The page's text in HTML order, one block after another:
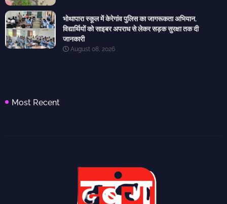
भोथापारा स्कूल में केरेगांव पुलिस का जागरूकता अभियान,
विद्यार्थियों को साइबर अपराध से लेकर सड़क सुरक्षा तक दी
जानकारी
August 08, 2026
Most Recent